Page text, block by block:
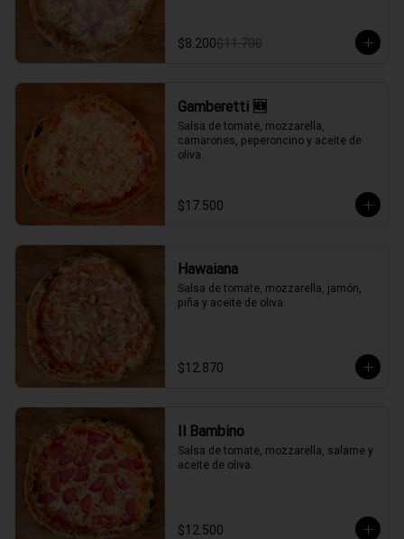
$8.200$11.700
Gamberetti 🆕
Salsa de tomate, mozzarella,
camarones, peperoncino y aceite de
oliva.
$17.500
Hawaiana
Salsa de tomate, mozzarella, jamón,
piña y aceite de oliva.
$12.870
Il Bambino
Salsa de tomate, mozzarella, salame y
aceite de oliva.
$12.500